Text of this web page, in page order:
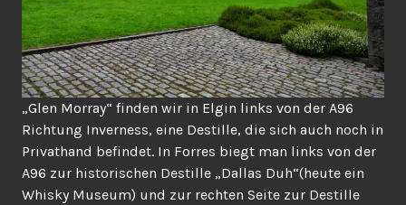
„Glen Morray“ finden wir in Elgin links von der A96
Richtung Inverness, eine Destille, die sich auch noch in
Privathand befindet. In Forres biegt man links von der
A96 zur historischen Destille „Dallas Duh“(heute ein
Whisky Museum) und zur rechten Seite zur Destille